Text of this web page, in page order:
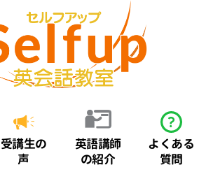
受講生の
声
英語講師
の紹介
よくある
質問